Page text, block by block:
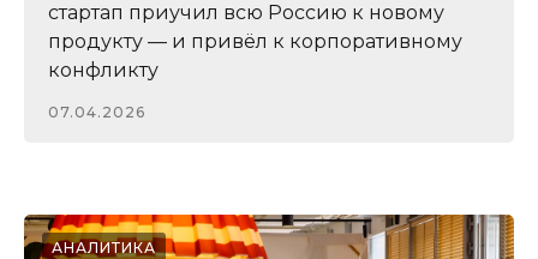
стартап приучил всю Россию к новому
продукту — и привёл к корпоративному
конфликту
07.04.2026
АНАЛИТИКА